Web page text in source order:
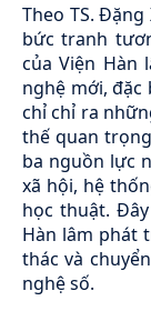
Theo TS.
bức tranh
của Viện Hàn
nghệ mới,
chỉ chỉ ra
thế quan
ba nguồn lực
xã hội, hệ
học thuật.
Hàn lâm phát
thác và
nghệ số.